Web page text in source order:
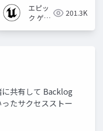
エピッ
ク ゲー
201.3K
共有して Backlog
たサクセスストー